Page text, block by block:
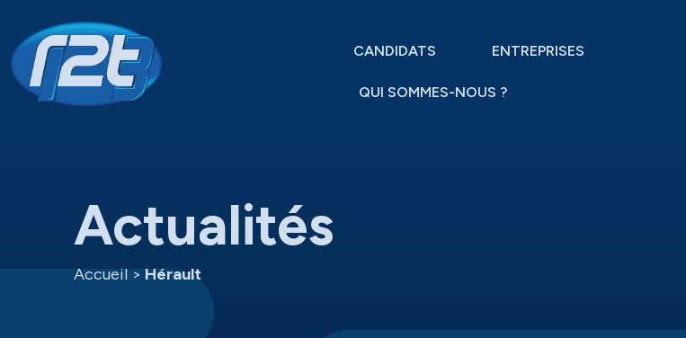
CANDIDATS ENTREPRISES
QUI SOMMES-NOUS ?
Actualités
Accueil > Hérault